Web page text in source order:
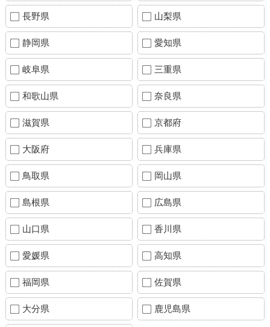
長野県 山梨県
静岡県 愛知県
岐阜県 三重県
和歌山県 奈良県
滋賀県 京都府
大阪府 兵庫県
鳥取県 岡山県
島根県 広島県
山口県 香川県
愛媛県 高知県
福岡県 佐賀県
大分県 鹿児島県